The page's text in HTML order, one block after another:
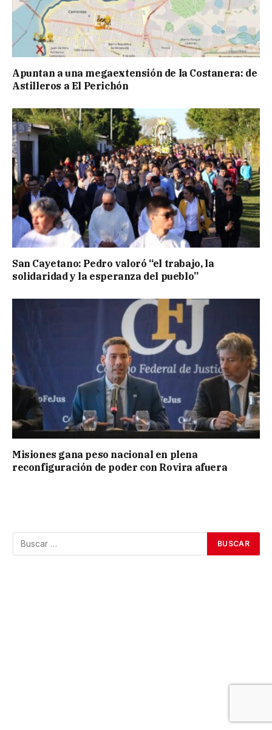
Apuntan a una megaextensión de la Costanera: de
Astilleros a El Perichón
San Cayetano: Pedro valoró “el trabajo, la
solidaridad y la esperanza del pueblo”
Misiones gana peso nacional en plena
reconfiguración de poder con Rovira afuera